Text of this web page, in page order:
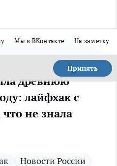
Мы в ВКонтакте На заметку
Принять
древнюю
лайфхак с
не знала
Новости России